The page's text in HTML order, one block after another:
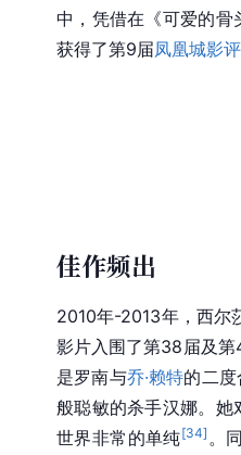
中，凭借在《可爱的
获得了第9届凤凰城影
佳作频出
2010年-2013年，西尔
影片入围了第38届及
是罗南与乔·赖特的二
般聪敏的杀手汉娜。她
世界非常的单纯[34] 。